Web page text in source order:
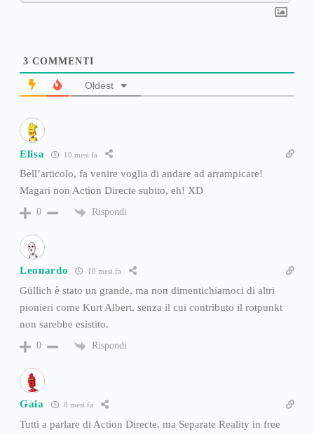
3 COMMENTI
Oldest
Elisa 10 mesi fa
Bell’articolo, fa venire voglia di andare ad arrampicare!
Magari non Action Directe subito, eh! XD
0 Rispondi
Leonardo 10 mesi fa
Güllich è stato un grande, ma non dimentichiamoci di altri
pionieri come Kurt Albert, senza il cui contributo il rotpunkt
non sarebbe esistito.
0 Rispondi
Gaia 8 mesi fa
Tutti a parlare di Action Directe, ma Separate Reality in free